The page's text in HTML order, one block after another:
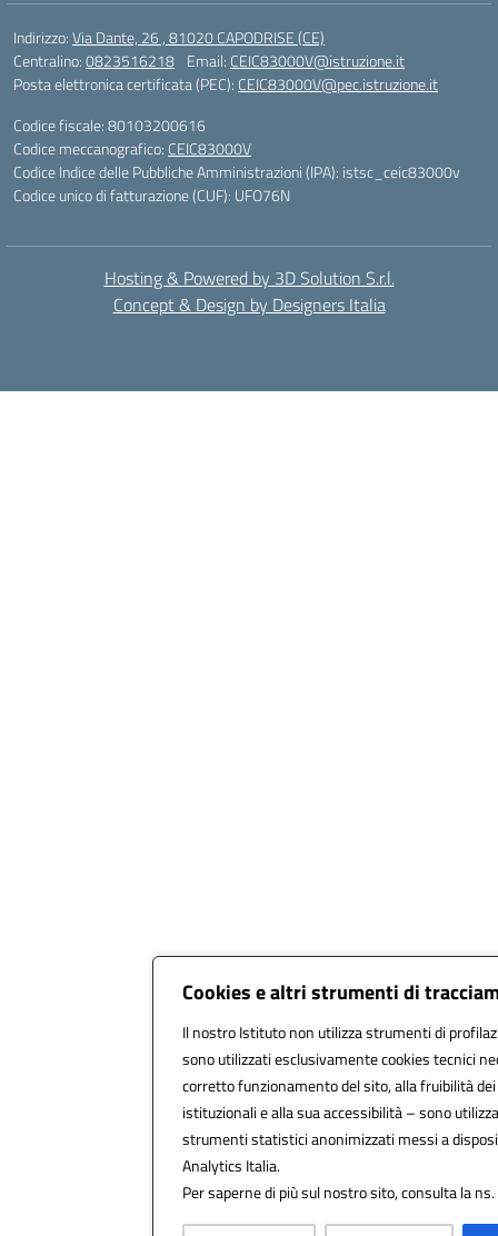
Cookies e altri strumenti di
Il nostro Istituto non utilizza strumenti di
sono utilizzati esclusivamente cookies tecnici
corretto funzionamento del sito, alla fruibilità
istituzionali e alla sua accessibilità – sono
strumenti statistici anonimizzati messi a
Analytics Italia.
Per saperne di più sul nostro sito, consulta la ns.
Indirizzo:Via Dante, 26 , 81020 CAPODRISE (CE)
Centralino:0823516218 Email: CEIC83000V@istruzione.it
Posta elettronica certificata (PEC): CEIC83000V@pec.istruzione.it
Codice fiscale: 80103200616
Codice meccanografico: CEIC83000V
Codice Indice delle Pubbliche Amministrazioni (IPA): istsc_ceic83000v
Codice unico di fatturazione (CUF): UFO76N
Hosting & Powered by 3D Solution S.r.l.
Concept & Design by Designers Italia